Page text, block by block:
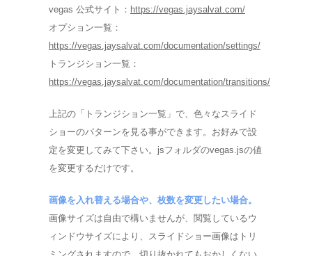
vegas 公式サイト： https://vegas.jaysalvat.com/
オプション一覧：
https://vegas.jaysalvat.com/documentation/settings/
トランジション一覧：
https://vegas.jaysalvat.com/documentation/transitions/
上記の「トランジション一覧」で、色々なスライド
ショーのパターンを見る事ができます。お好みで設
定を変更してみて下さい。jsフォルダのvegas.jsの値
を変更するだけです。
画像を入れ替える場合や、枚数を変更したい場合。
画像サイズは自由で構いませんが、閲覧しているウ
ィンドウサイズにより、スライドショー画像はトリ